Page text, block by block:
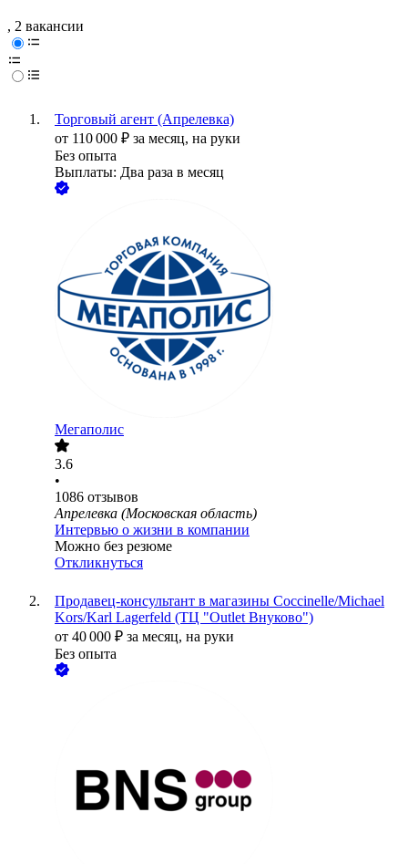
, 2 вакансии
Торговый агент (Апрелевка)
от 110 000 ₽ за месяц, на руки
Без опыта
Выплаты: Два раза в месяц
Мегаполис
3.6
•
1086 отзывов
Апрелевка (Московская область)
Интервью о жизни в компании
Можно без резюме
Откликнуться
Продавец-консультант в магазины Coccinelle/Michael
Kors/Karl Lagerfeld (ТЦ "Outlet Внуково")
от 40 000 ₽ за месяц, на руки
Без опыта